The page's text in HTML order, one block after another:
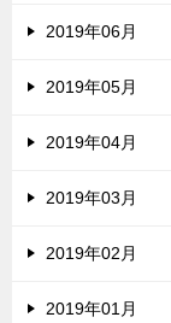
2019年06月
2019年05月
2019年04月
2019年03月
2019年02月
2019年01月